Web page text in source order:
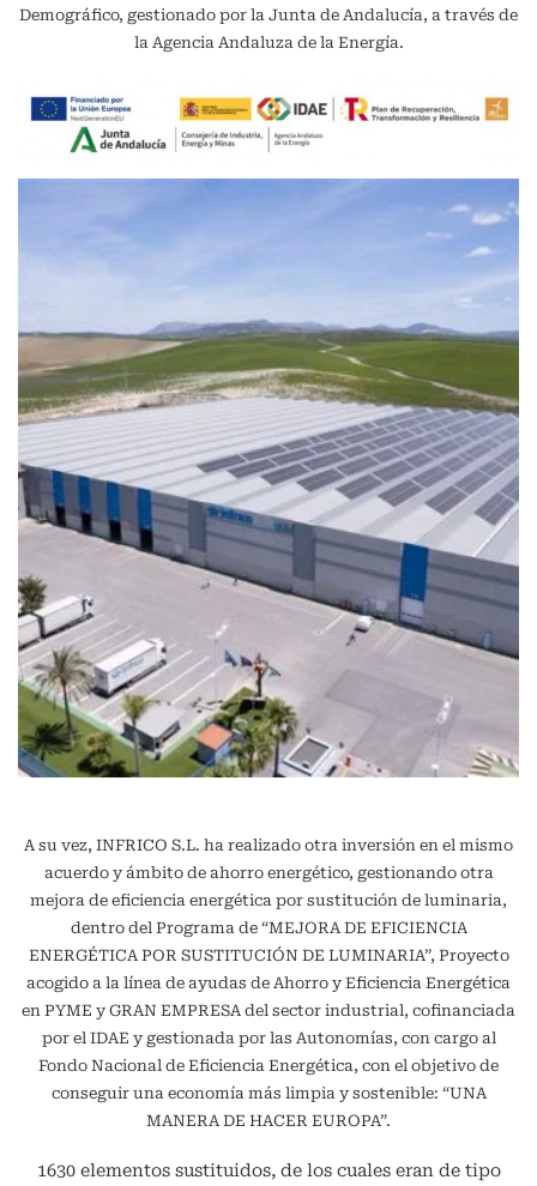
Demográfico, gestionado por la Junta de Andalucía, a través de
la Agencia Andaluza de la Energía.
A su vez, INFRICO S.L. ha realizado otra inversión en el mismo
acuerdo y ámbito de ahorro energético, gestionando otra
mejora de eficiencia energética por sustitución de luminaria,
dentro del Programa de “MEJORA DE EFICIENCIA
ENERGÉTICA POR SUSTITUCIÓN DE LUMINARIA”, Proyecto
acogido a la línea de ayudas de Ahorro y Eficiencia Energética
en PYME y GRAN EMPRESA del sector industrial, cofinanciada
por el IDAE y gestionada por las Autonomías, con cargo al
Fondo Nacional de Eficiencia Energética, con el objetivo de
conseguir una economía más limpia y sostenible: “UNA
MANERA DE HACER EUROPA”.
1630 elementos sustituidos, de los cuales eran de tipo